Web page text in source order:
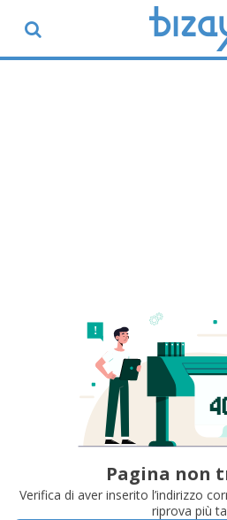
Pagina non
Verifica di aver inserito l’indirizzo
riprova più